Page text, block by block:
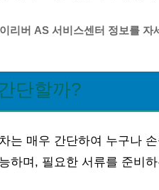
리버 AS 서비스센터 정보를 자
단할까?
는 매우 간단하여 누구나
하며, 필요한 서류를 준비